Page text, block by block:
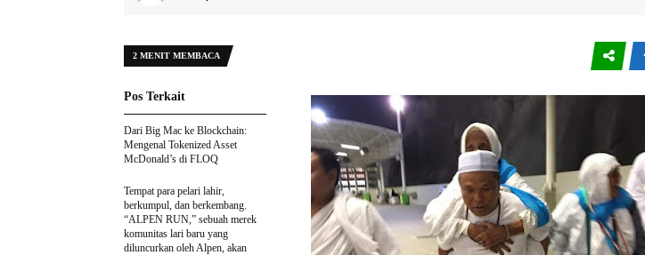
2 MENIT MEMBACA
Pos Terkait
Dari Big Mac ke Blockchain:
Mengenal Tokenized Asset
McDonald’s di FLOQ
Tempat para pelari lahir,
berkumpul, dan berkembang.
“ALPEN RUN,” sebuah merek
komunitas lari baru yang
diluncurkan oleh Alpen, akan